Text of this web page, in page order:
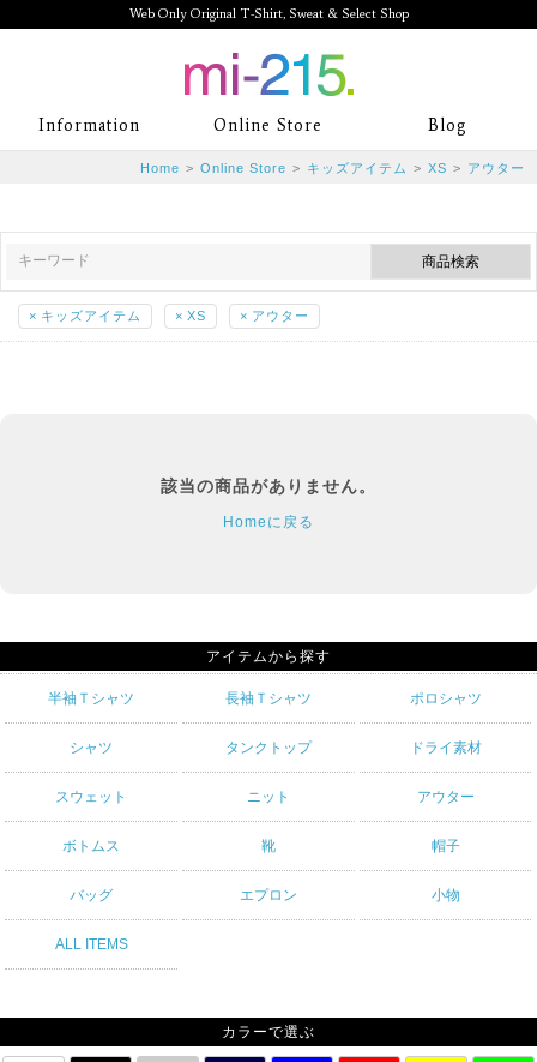
Web Only Original T-Shirt, Sweat & Select Shop
mi-215. Web Only Original T-Shirt,
Sweat & Select Shop mi-215. Tシャ
ランド専門通販
Information Online Store Blog
Home > Online Store > キッズアイテム > XS > アウター
× キッズアイテム × XS × アウター
該当の商品がありません。
Homeに戻る
アイテムから探す
半袖Ｔシャツ 長袖Ｔシャツ ポロシャツ
シャツ タンクトップ ドライ素材
スウェット ニット アウター
ボトムス 靴 帽子
バッグ エプロン 小物
ALL ITEMS
カラーで選ぶ